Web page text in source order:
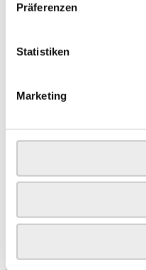
Präferenzen
Statistiken
Marketing